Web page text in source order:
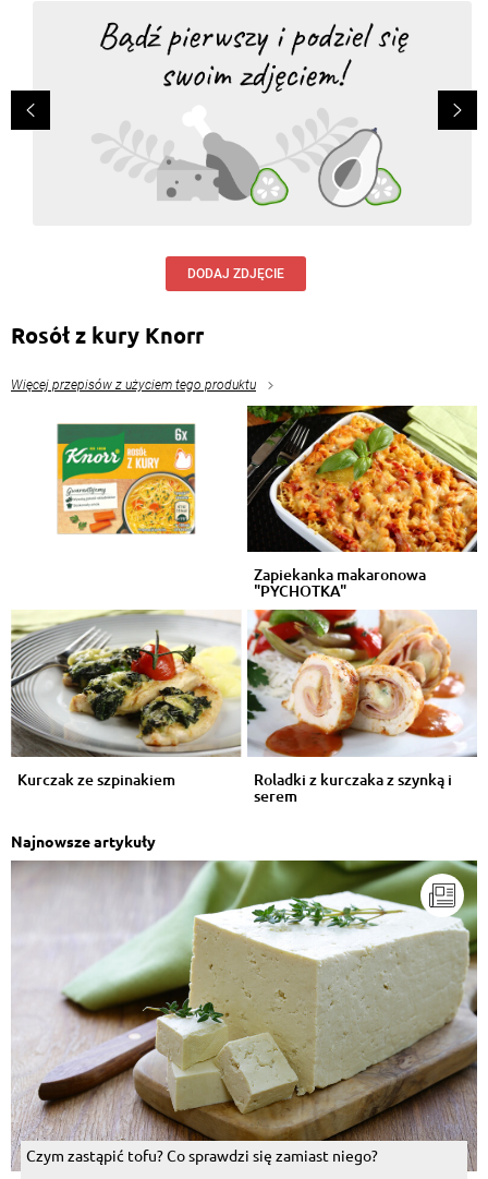
DODAJ ZDJĘCIE
Rosół z kury Knorr
Więcej przepisów z użyciem tego produktu
Zapiekanka makaronowa
"PYCHOTKA"
Kurczak ze szpinakiem Roladki z kurczaka z szynką i
serem
Najnowsze artykuły
Czym zastąpić tofu? Co sprawdzi się zamiast niego?